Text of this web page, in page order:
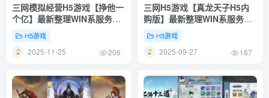
三网模拟经营H5游戏【挣他一
个亿】最新整理WIN系服务端
+Linux手工服务端+详细搭建
教程H5游戏
2025-11-25 206
三网H5游戏【真龙天子H5内
购版】最新整理WIN系服务端
+简易客户端
H5游戏
2025-09-27 167